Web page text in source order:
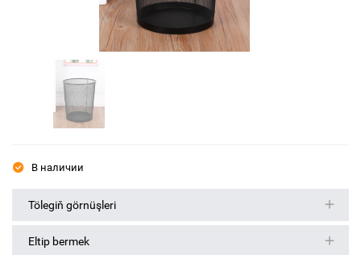
В наличии
Tölegiň görnüşleri
Eltip bermek